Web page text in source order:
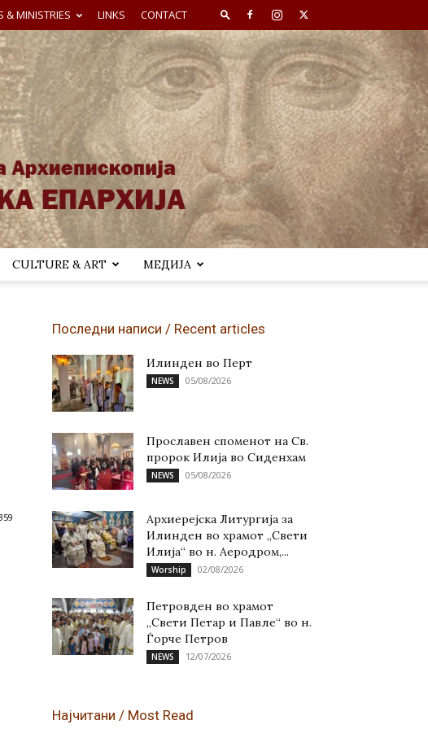
& MINISTRIES LINKS CONTACT
CULTURE & ART МЕДИЈА
Последни написи / Recent articles
Илинден во Перт
NEWS 05/08/2026
Прославен споменот на Св.
пророк Илија во Сиденхам
NEWS 05/08/2026
Архиерејска Литургија за
Илинден во храмот „Свети
Илија“ во н. Аеродром,...
Worship 02/08/2026
Петровден во храмот
„Свети Петар и Павле“ во н.
Ѓорче Петров
NEWS 12/07/2026
Најчитани / Most Read